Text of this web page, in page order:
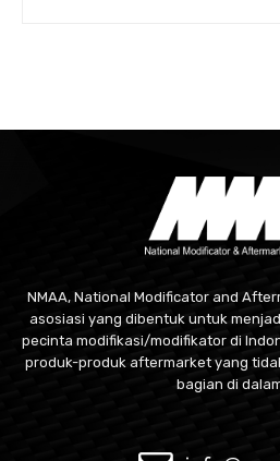
NMAA, National Modificator and
asosiasi yang dibentuk untuk
pecinta modifikasi/modifikator di
produk-produk aftermarket yang
bagian di